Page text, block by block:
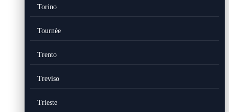
Torino
Tournèe
Trento
Treviso
Trieste